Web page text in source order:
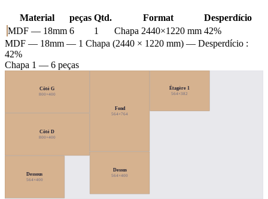
Material peças Qtd. Format
Desperdício
MDF — 18mm 6 1 Chapa 2440×1220 mm 42%
MDF — 18mm — 1 Chapa (2440 × 1220 mm) — Desperdício :
42%
Chapa 1 — 6 peças
Côté G
800×400
Côté D
800×400
Fond
564×764
Dessus
564×400
Dessous
564×400
Étagère 1
564×382